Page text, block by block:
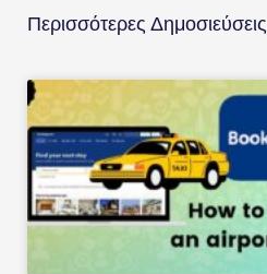
Περισσότερες Δημοσιεύσεις